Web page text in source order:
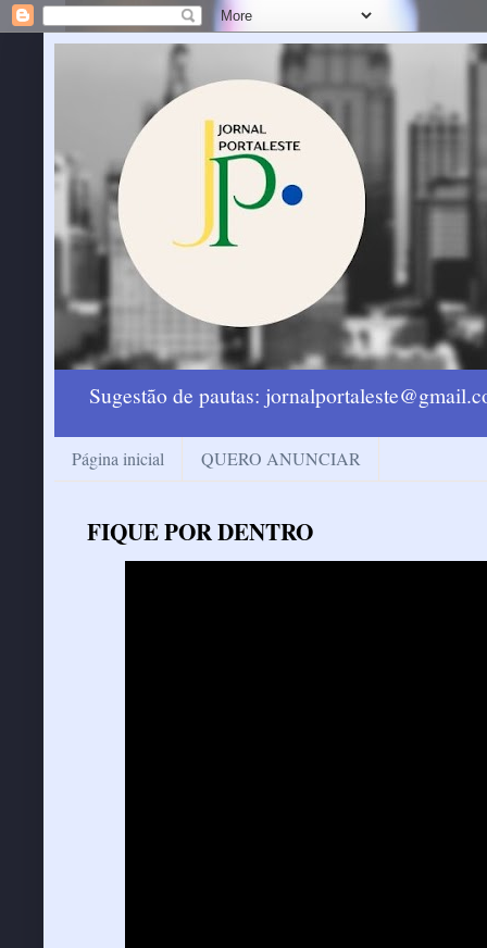
Sugestão de pautas:
Página inicial QUERO ANUNCIAR
FIQUE POR DENTRO